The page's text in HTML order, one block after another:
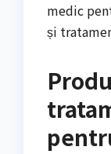
medic
și